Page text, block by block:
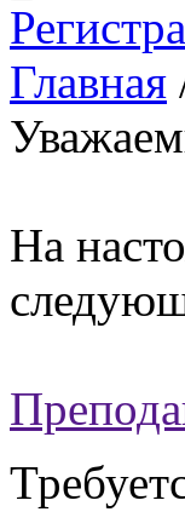
Главная
На